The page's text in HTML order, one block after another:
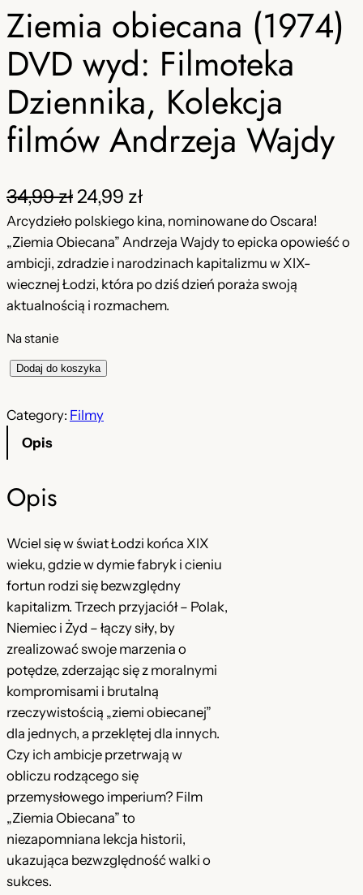
Ziemia obiecana (1974)
DVD wyd: Filmoteka
Dziennika, Kolekcja
filmów Andrzeja Wajdy
34,99zł P
i
e
r
w
t
a
a
w
y
n
o
s
i
ł
a
:
3
4
24,99 złA
k
t
u
a
w
y
n
o
s
i
:
2
4
,
9
Arcydzieło polskiego kina, nominowane do Oscara!
„Ziemia Obiecana” Andrzeja Wajdy to epicka opowieść o
ambicji, zdradzie i narodzinach kapitalizmu w XIX-
wiecznej Łodzi, która po dziś dzień poraża swoją
aktualnością i rozmachem.
Na stanie
o
i
m
i
a
o
b
i
e
c
a
n
a
(
1
9
7
4
)
Dodaj do koszyka
Category: Filmy
Opis
Opis
Wciel się w świat Łodzi końca XIX
wieku, gdzie w dymie fabryk i cieniu
fortun rodzi się bezwzględny
kapitalizm. Trzech przyjaciół – Polak,
Niemiec i Żyd – łączy siły, by
zrealizować swoje marzenia o
potędze, zderzając się z moralnymi
kompromisami i brutalną
rzeczywistością „ziemi obiecanej”
dla jednych, a przeklętej dla innych.
Czy ich ambicje przetrwają w
obliczu rodzącego się
przemysłowego imperium? Film
„Ziemia Obiecana” to
niezapomniana lekcja historii,
ukazująca bezwzględność walki o
sukces.